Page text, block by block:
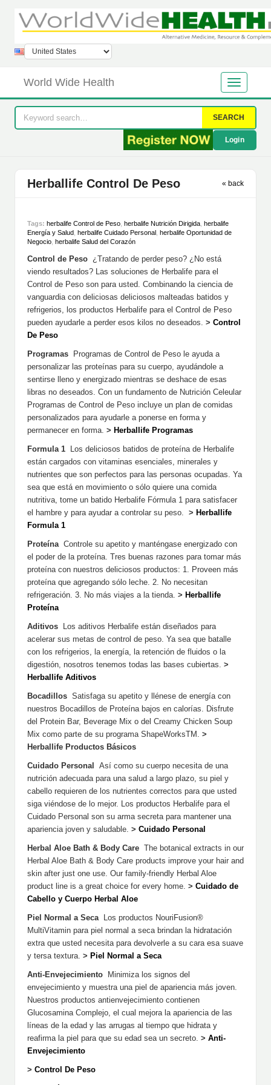
World Wide Health
SEARCH
Login
Herballife Control De Peso « back
Tags: herbalife Control de Peso herbalife Nutrición Dirigida herbalife
Energía y Salud herbalife Cuidado Personal herbalife Oportunidad de
Negocio herbalife Salud del Corazón
Control de Peso ¿Tratando de perder peso? ¿No está
viendo resultados? Las soluciones de Herbalife para el
Control de Peso son para usted. Combinando la ciencia de
vanguardia con deliciosas deliciosos malteadas batidos y
refrigerios, los productos Herbalife para el Control de Peso
pueden ayudarle a perder esos kilos no deseados. > Control
De Peso
Programas
Programas de Control de Peso le ayuda a
personalizar las proteínas para su cuerpo, ayudándole a
sentirse lleno y energizado mientras se deshace de esas
libras no deseados. Con un fundamento de Nutrición Celeular
Programas de Control de Peso incluye un plan de comidas
personalizados para ayudarle a ponerse en forma y
permanecer en forma. > Herballife Programas
Formula 1
Los deliciosos batidos de proteína de Herbalife
están cargados con vitaminas esenciales, minerales y
nutrientes que son perfectos para las personas ocupadas. Ya
sea que está en movimiento o sólo quiere una comida
nutritiva, tome un batido Herbalife Fórmula 1 para satisfacer
el hambre y para ayudar a controlar su peso. > Herballife
Formula 1
Proteína Controle su apetito y manténgase energizado con
el poder de la proteína. Tres buenas razones para tomar más
proteína con nuestros deliciosos productos: 1. Proveen más
proteína que agregando sólo leche. 2. No necesitan
refrigeración. 3. No más viajes a la tienda. > Herballife
Proteína
Aditivos
Los aditivos Herbalife están diseñados para
acelerar sus metas de control de peso. Ya sea que batalle
con los refrigerios, la energía, la retención de fluidos o la
digestión, nosotros tenemos todas las bases cubiertas. >
Herballife Aditivos
Bocadillos Satisfaga su apetito y llénese de energía con
nuestros Bocadillos de Proteína bajos en calorías. Disfrute
del Protein Bar, Beverage Mix o del Creamy Chicken Soup
Mix como parte de su programa ShapeWorksTM. >
Herballife Productos Básicos
Cuidado Personal Así como su cuerpo necesita de una
nutrición adecuada para una salud a largo plazo, su piel y
cabello requieren de los nutrientes correctos para que usted
siga viéndose de lo mejor. Los productos Herbalife para el
Cuidado Personal son su arma secreta para mantener una
apariencia joven y saludable. > Cuidado Personal
Herbal Aloe Bath & Body Care The botanical extracts in our
Herbal Aloe Bath & Body Care products improve your hair and
skin after just one use. Our family-friendly Herbal Aloe
product line is a great choice for every home. > Cuidado de
Cabello y Cuerpo Herbal Aloe
Piel Normal a Seca Los productos NouriFusion®
MultiVitamin para piel normal a seca brindan la hidratación
extra que usted necesita para devolverle a su cara esa suave
y tersa textura. > Piel Normal a Seca
Anti-Envejecimiento
Minimiza los signos del
envejecimiento y muestra una piel de apariencia más joven.
Nuestros productos antienvejecimiento contienen
Glucosamina Complejo, el cual mejora la apariencia de las
líneas de la edad y las arrugas al tiempo que hidrata y
reafirma la piel para que su edad sea un secreto. > Anti-
Envejecimiento
> Control De Peso